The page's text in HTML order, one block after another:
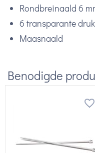
Rondbreinaald 6
6 transparante
Maasnaald
Benodigde